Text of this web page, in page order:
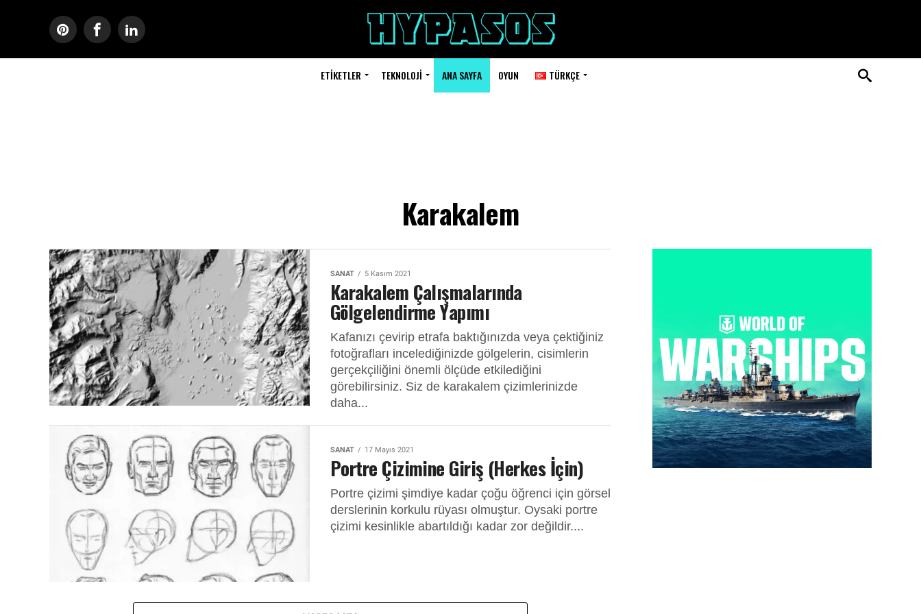
ETIKETLER TEKNOLOJI ANA SAYFA OYUN TÜRKÇE
Karakalem
SANAT 5 Kasım 2021
Karakalem Çalışmalarında
Gölgelendirme Yapımı
Kafanızı çevirip etrafa baktığınızda veya çektiğiniz
fotoğrafları incelediğinizde gölgelerin, cisimlerin
gerçekçiliğini önemli ölçüde etkilediğini
görebilirsiniz. Siz de karakalem çizimlerinizde
daha...
SANAT 17 Mayıs 2021
Portre Çizimine Giriş (Herkes İçin)
Portre çizimi şimdiye kadar çoğu öğrenci için görsel
derslerinin korkulu rüyası olmuştur. Oysaki portre
çizimi kesinlikle abartıldığı kadar zor değildir....